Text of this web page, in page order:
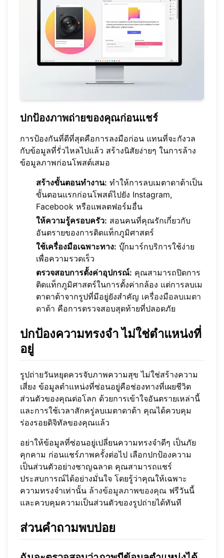
ปกป้องภาพถ่ายของคุณก่อนแชร์
การป้องกันที่ดีที่สุดคือการลงมือก่อน แทนที่จะกังวล
กับข้อมูลที่รั่วไหลไปแล้ว สร้างนิสัยง่ายๆ ในการล้าง
ข้อมูลภาพก่อนโพสต์เสมอ
สร้างขั้นตอนทำงาน: ทำให้การลบเมตาดาต้าเป็น
ขั้นตอนแรกก่อนโพสต์ไปยัง Instagram,
Facebook หรือแพลตฟอร์มอื่น
ให้ความรู้ครอบครัว: สอนคนที่คุณรักเกี่ยวกับ
อันตรายของการติดแท็กภูมิศาสตร์
ใช้เครื่องมือเฉพาะทาง: บุ๊กมาร์กบริการใช้ง่าย
เพื่อความรวดเร็ว
ตรวจสอบการตั้งค่าอุปกรณ์: คุณสามารถปิดการ
ติดแท็กภูมิศาสตร์ในการตั้งค่ากล้อง แต่การลบเม
ตาดาต้าจากรูปที่มีอยู่ยังสำคัญ เครื่องมือลบเมตา
ดาต้า คือการตรวจสอบสุดท้ายที่ปลอดภัย
ปกป้องความทรงจำ ไม่ใช่ตำแหน่งที่
อยู่
รูปถ่ายวันหยุดควรจับภาพความสุข ไม่ใช่สร้างความ
เสี่ยง ข้อมูลตำแหน่งที่ซ่อนอยู่คือช่องทางที่เผยชีวิต
ส่วนตัวของคุณต่อโลก ด้วยการเข้าใจอันตรายเหล่านี้
และการใช้เวลาสักครู่ลบเมตาดาต้า คุณได้ควบคุม
ร่องรอยดิจิทัลของคุณแล้ว
อย่าให้ข้อมูลที่ซ่อนอยู่เปลี่ยนความทรงจำดีๆ เป็นภัย
คุกคาม ก่อนแชร์ภาพครั้งต่อไป เลือกปกป้องความ
เป็นส่วนตัวอย่างชาญฉลาด คุณสามารถแชร์
ประสบการณ์ได้อย่างมั่นใจ โดยรู้ว่าคุณให้เฉพาะ
ความทรงจำเท่านั้น ล้างข้อมูลภาพของคุณ ฟรีวันนี้
และควบคุมความเป็นส่วนตัวของรูปถ่ายได้ทันที
ส่วนคำถามพบบ่อย